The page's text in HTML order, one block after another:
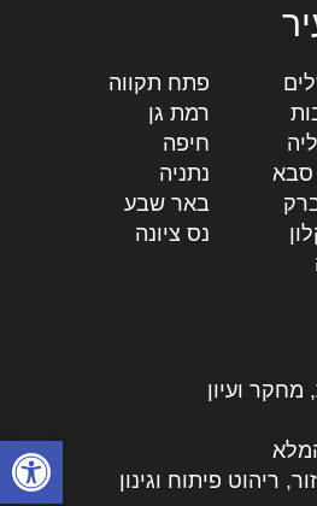
פתח
פתח תקווה
רמת גן
חיפה
סבא נתניה
באר שבע
נס ציונה
מחקר ועיון
ריהוט פיתוח וגינון